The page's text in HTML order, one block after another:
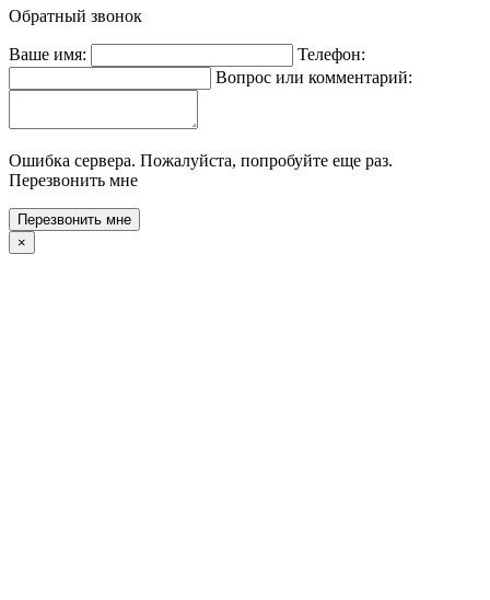
Обратный звонок
Ваше имя:
Телефон:
Вопрос или комментарий:
Ошибка сервера. Пожалуйста, попробуйте еще раз.
Перезвонить мне
×